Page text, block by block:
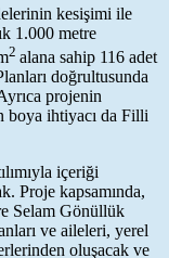
kesişimi ile
1.000 metre
2 alana sahip 116 adet
doğrultusunda
projenin
boya ihtiyacı da Filli
içeriği
Proje kapsamında,
Selam Gönüllük
ve aileleri, yerel
oluşacak ve